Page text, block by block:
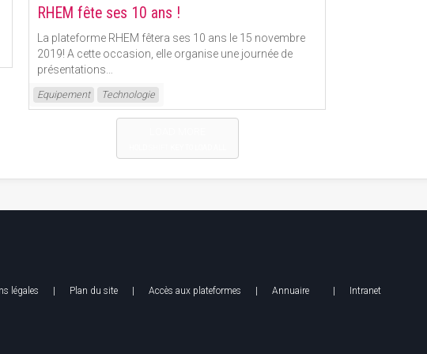
RHEM fête ses 10 ans !
La plateforme RHEM fêtera ses 10 ans le 15 novembre
2019! A cette occasion, elle organise une journée de
présentations
Read More
Equipement Technologie
légales | Plan du site | Accès aux plateformes Annuaire| Intranet